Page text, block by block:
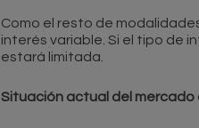
Como el resto de
interés variable. Si el tipo de
estará limitada.
Situación actual del mercado